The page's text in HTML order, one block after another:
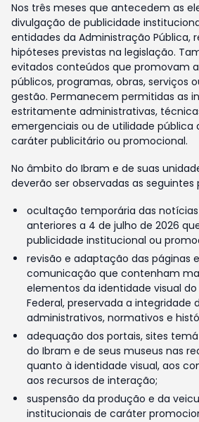
Nos três meses que antecedem as
divulgação de publicidade
entidades da Administração Pública,
hipóteses previstas na legislação.
evitados conteúdos que promovam
públicos, programas, obras, serviços
gestão. Permanecem permitidas as
estritamente administrativas,
emergenciais ou de utilidade pública
caráter publicitário ou promocional.
No âmbito do Ibram e de suas
deverão ser observadas as seguintes
ocultação temporária das
anteriores a 4 de julho de 2026
publicidade institucional ou
revisão e adaptação das páginas
comunicação que contenham
elementos da identidade visual
Federal, preservada a integridade
administrativos, normativos e
adequação dos portais, sites
do Ibram e de seus museus nas
quanto à identidade visual, aos
aos recursos de interação;
suspensão da produção e da
institucionais de caráter